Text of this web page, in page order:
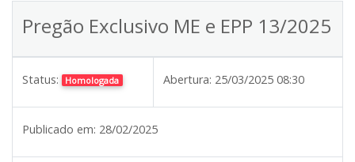
Pregão Exclusivo ME e EPP 13/2025
Status: Homologada Abertura: 25/03/2025 08:30
Publicado em: 28/02/2025